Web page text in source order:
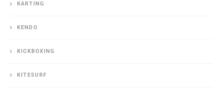
KARTING
KENDO
KICKBOXING
KITESURF